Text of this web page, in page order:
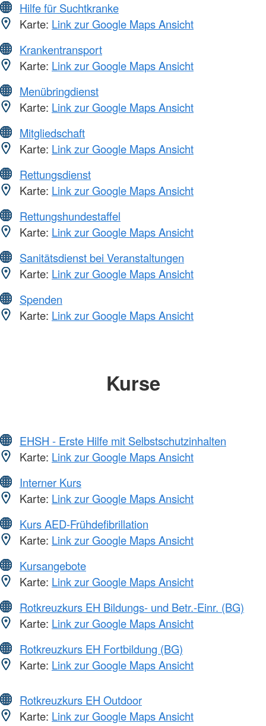
Hilfe für Suchtkranke
Karte: Link zur Google Maps Ansicht
Krankentransport
Karte: Link zur Google Maps Ansicht
Menübringdienst
Karte: Link zur Google Maps Ansicht
Mitgliedschaft
Karte: Link zur Google Maps Ansicht
Rettungsdienst
Karte: Link zur Google Maps Ansicht
Rettungshundestaffel
Karte: Link zur Google Maps Ansicht
Sanitätsdienst bei Veranstaltungen
Karte: Link zur Google Maps Ansicht
Spenden
Karte: Link zur Google Maps Ansicht
Kurse
EHSH - Erste Hilfe mit Selbstschutzinhalten
Karte: Link zur Google Maps Ansicht
Interner Kurs
Karte: Link zur Google Maps Ansicht
Kurs AED-Frühdefibrillation
Karte: Link zur Google Maps Ansicht
Kursangebote
Karte: Link zur Google Maps Ansicht
Rotkreuzkurs EH Bildungs- und Betr.-Einr. (BG)
Karte: Link zur Google Maps Ansicht
Rotkreuzkurs EH Fortbildung (BG)
Karte: Link zur Google Maps Ansicht
Rotkreuzkurs EH Outdoor
Karte: Link zur Google Maps Ansicht